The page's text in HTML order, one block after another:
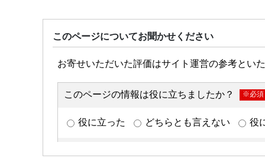
このページについてお聞かせください